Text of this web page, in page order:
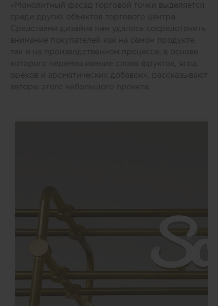
«Монолитный фасад торговой точки выделяется
среди других объектов торгового центра.
Средствами дизайна нам удалось сосредоточить
внимание покупателей как на самом продукте,
так и на производственном процессе, в основе
которого перемешивание слоев фруктов, ягод,
орехов и ароматических добавок», рассказывают
авторы этого небольшого проекта.